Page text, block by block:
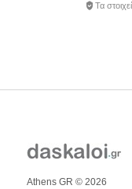
Τα
Athens GR © 2026